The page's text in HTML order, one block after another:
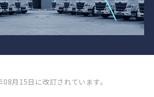
月15日に改訂されています。